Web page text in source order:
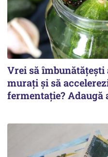
Vrei să
murați și să
fermentație? Adaugă